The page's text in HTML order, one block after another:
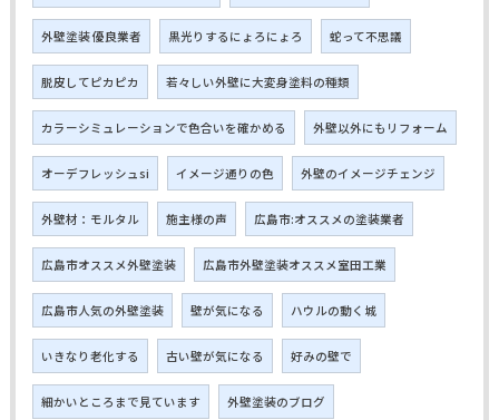
外壁塗装 優良業者 黒光りするにょろにょろ 蛇って不思議
脱皮してピカピカ 若々しい外壁に大変身塗料の種類
カラーシミュレーションで色合いを確かめる 外壁以外にもリフォーム
オーデフレッシュsi イメージ通りの色 外壁のイメージチェンジ
外壁材：モルタル 施主様の声 広島市:オススメの塗装業者
広島市オススメ外壁塗装 広島市外壁塗装オススメ室田工業
広島市人気の外壁塗装 壁が気になる ハウルの動く城
いきなり老化する 古い壁が気になる 好みの壁で
細かいところまで見ています 外壁塗装のブログ